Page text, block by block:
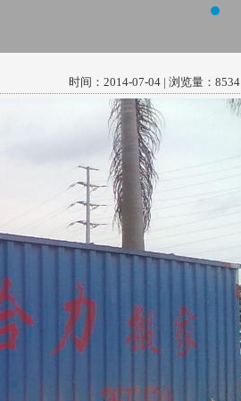
时间：2014-07-04 | 浏览量：8534